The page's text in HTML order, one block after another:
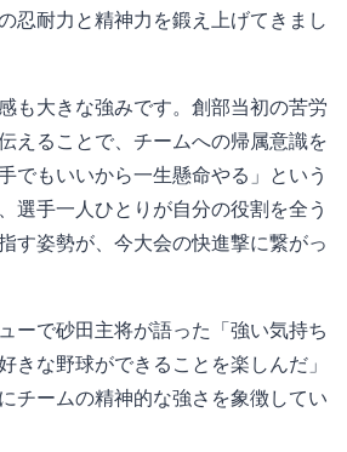
忍耐力と精神力を鍛え上げてきまし
も大きな強みです。創部当初の苦労
えることで、チームへの帰属意識を
でもいいから一生懸命やる」という
選手一人ひとりが自分の役割を全う
す姿勢が、今大会の快進撃に繋がっ
ーで砂田主将が語った「強い気持ち
きな野球ができることを楽しんだ」
チームの精神的な強さを象徴してい